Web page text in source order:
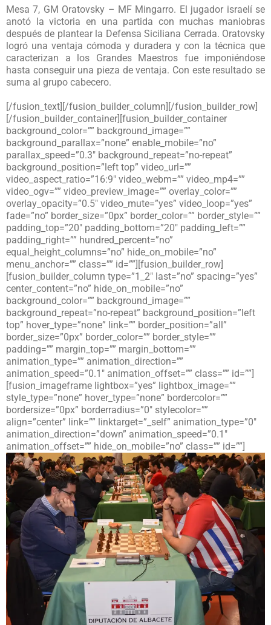
Mesa 7, GM Oratovsky – MF Mingarro. El jugador israelí se
anotó la victoria en una partida con muchas maniobras
después de plantear la Defensa Siciliana Cerrada. Oratovsky
logró una ventaja cómoda y duradera y con la técnica que
caracterizan a los Grandes Maestros fue imponiéndose
hasta conseguir una pieza de ventaja. Con este resultado se
suma al grupo cabecero.
[/fusion_text][/fusion_builder_column][/fusion_builder_row]
[/fusion_builder_container][fusion_builder_container
background_color=”” background_image=””
background_parallax=”none” enable_mobile=”no”
parallax_speed=”0.3″ background_repeat=”no-repeat”
background_position=”left top” video_url=””
video_aspect_ratio=”16:9″ video_webm=”” video_mp4=””
video_ogv=”” video_preview_image=”” overlay_color=””
overlay_opacity=”0.5″ video_mute=”yes” video_loop=”yes”
fade=”no” border_size=”0px” border_color=”” border_style=””
padding_top=”20″ padding_bottom=”20″ padding_left=””
padding_right=”” hundred_percent=”no”
equal_height_columns=”no” hide_on_mobile=”no”
menu_anchor=”” class=”” id=””][fusion_builder_row]
[fusion_builder_column type=”1_2″ last=”no” spacing=”yes”
center_content=”no” hide_on_mobile=”no”
background_color=”” background_image=””
background_repeat=”no-repeat” background_position=”left
top” hover_type=”none” link=”” border_position=”all”
border_size=”0px” border_color=”” border_style=””
padding=”” margin_top=”” margin_bottom=””
animation_type=”” animation_direction=””
animation_speed=”0.1″ animation_offset=”” class=”” id=””]
[fusion_imageframe lightbox=”yes” lightbox_image=””
style_type=”none” hover_type=”none” bordercolor=””
bordersize=”0px” borderradius=”0″ stylecolor=””
align=”center” link=”” linktarget=”_self” animation_type=”0″
animation_direction=”down” animation_speed=”0.1″
animation_offset=”” hide_on_mobile=”no” class=”” id=””]